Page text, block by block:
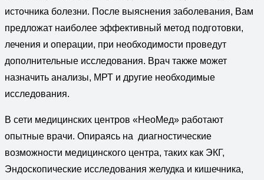
источника болезни. После выяснения заболевания, Вам
предложат наиболее эффективный метод подготовки,
лечения и операции, при необходимости проведут
дополнительные исследования. Врач также может
назначить анализы, МРТ и другие необходимые
исследования.
В сети медицинских центров «НеоМед» работают
опытные врачи. Опираясь на диагностические
возможности медицинского центра, таких как ЭКГ,
Эндоскопические исследования желудка и кишечника,